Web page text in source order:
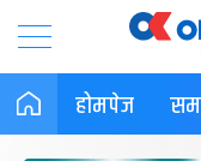
होमपेज